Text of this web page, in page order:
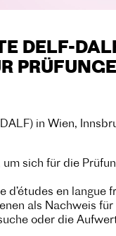
DELF-
in Wien,
sich für die
d’études en
als Nachweis
oder die